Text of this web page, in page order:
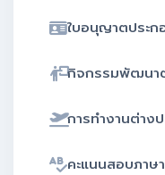
ใบอนุญาตประ
กิจกรรมพัฒนา
การทำงานต่างป
คะแนนสอบภาษ